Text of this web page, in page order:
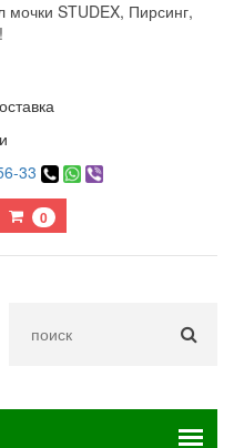
STUDEX, Пирсинг,
33
0